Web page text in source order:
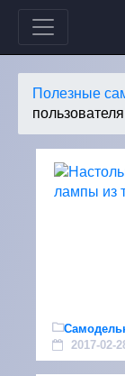
Полезные
2017-02-